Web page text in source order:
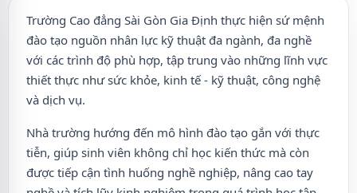
Trường Cao đẳng Sài Gòn Gia Định thực hiện sứ mệnh
đào tạo nguồn nhân lực kỹ thuật đa ngành, đa nghề
với các trình độ phù hợp, tập trung vào những lĩnh vực
thiết thực như sức khỏe, kinh tế - kỹ thuật, công nghệ
và dịch vụ.
Nhà trường hướng đến mô hình đào tạo gắn với thực
tiễn, giúp sinh viên không chỉ học kiến thức mà còn
được tiếp cận tình huống nghề nghiệp, nâng cao tay